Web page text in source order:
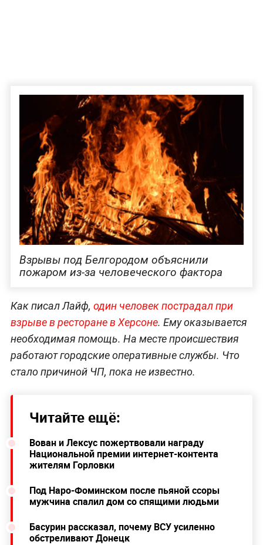
Взрывы под Белгородом объяснили
пожаром из-за человеческого фактора
Как писал Лайф, один человек пострадал при
взрыве в ресторане в Херсоне. Ему оказывается
необходимая помощь. На месте происшествия
работают городские оперативные службы. Что
стало причиной ЧП, пока не известно.
Читайте ещё:
Вован и Лексус пожертвовали награду
Национальной премии интернет-контента
жителям Горловки
Под Наро-Фоминском после пьяной ссоры
мужчина спалил дом со спящими людьми
Басурин рассказал, почему ВСУ усиленно
обстреливают Донецк